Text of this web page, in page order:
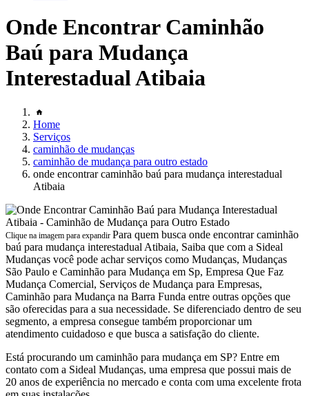
Onde Encontrar Caminhão
Baú para Mudança
Interestadual Atibaia
Home
Serviços
caminhão de mudanças
caminhão de mudança para outro estado
onde encontrar caminhão baú para mudança interestadual
Atibaia
Clique na imagem para expandir Para quem busca onde encontrar caminhão
baú para mudança interestadual Atibaia, Saiba que com a Sideal
Mudanças você pode achar serviços como Mudanças, Mudanças
São Paulo e Caminhão para Mudança em Sp, Empresa Que Faz
Mudança Comercial, Serviços de Mudança para Empresas,
Caminhão para Mudança na Barra Funda entre outras opções que
são oferecidas para a sua necessidade. Se diferenciado dentro de seu
segmento, a empresa consegue também proporcionar um
atendimento cuidadoso e que busca a satisfação do cliente.
Está procurando um caminhão para mudança em SP? Entre em
contato com a Sideal Mudanças, uma empresa que possui mais de
20 anos de experiência no mercado e conta com uma excelente frota